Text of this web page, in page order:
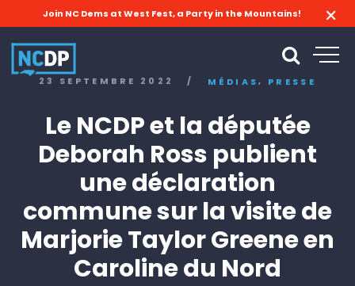
Join NC Dems at West Fest, a Party in the Mountains!
23 SEPTEMBRE 2022 / MÉDIAS, PRESSE
Le NCDP et la députée
Deborah Ross publient
une déclaration
commune sur la visite de
Marjorie Taylor Greene en
Caroline du Nord